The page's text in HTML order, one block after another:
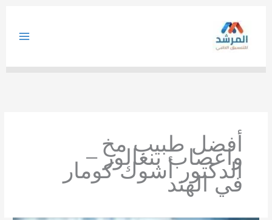
أفضل طبيب مخ
واعصاب بنغالور –
الدكتور أشوك كومار
في الهند